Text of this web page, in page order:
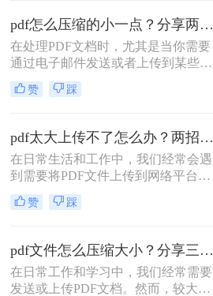
以内呢？本文将介绍两种常用的PDF
压缩方法。
pdf怎么压缩的小一点？分享两种实用压缩方法！
在处理PDF文档时，尤其是当你需要
通过电子邮件发送或者上传到某些对
文件大小有限制的平台时，压缩PDF
文件变得尤为重要。那么pdf怎么压缩
PDF压缩方法。
赞 踩
pdf太大上传不了怎么办？两招帮你解决！
在日常生活和工作中，我们经常会遇
到需要将PDF文件上传到网络平台或
发送给他人的情况。然而，有时PDF
文件过大，导致无法顺利上传或发
本文将介绍两种解决PDF文件过大无
法上传的方法，帮助你轻松应对这一
问题。
赞 踩
pdf文件怎么压缩大小？分享三种实用压缩方法！
在日常工作和学习中，我们经常需要
发送或上传PDF文档。然而，较大的